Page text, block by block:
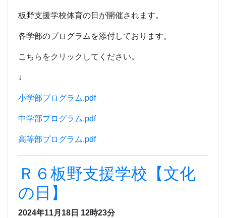
板野支援学校体育の日が開催されます。
各学部のプログラムを添付しております。
こちらをクリックしてください。
↓
小学部プログラム.pdf
中学部プログラム.pdf
高等部プログラム.pdf
Ｒ６板野支援学校【文化
の日】
2024年11月18日 12時23分